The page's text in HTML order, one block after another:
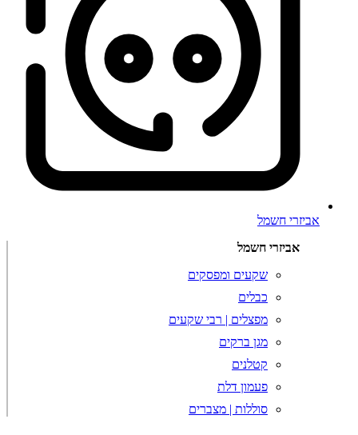
אביזרי חשמל
אביזרי חשמל
שקעים ומפסקים
כבלים
מפצלים | רבי שקעים
מגן ברקים
קטלנים
פעמון דלת
סוללות | מצברים